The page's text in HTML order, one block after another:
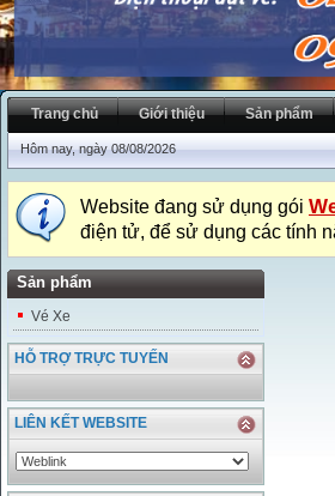
Trang chủ Giới thiệu Sản phẩm
Hôm nay, ngày 08/08/2026
Website đang sử dụng gói
điện tử, để sử dụng các tính
Sản phẩm
Vé Xe
HỖ TRỢ TRỰC TUYẾN
LIÊN KẾT WEBSITE